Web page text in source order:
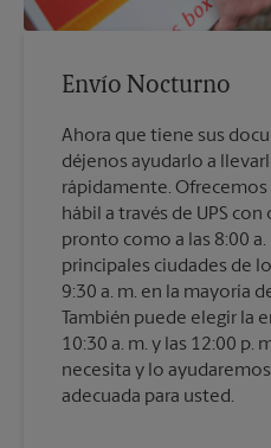
Envío Nocturno
Ahora que tiene sus
déjenos ayudarlo a
rápidamente.
hábil a través de UPS
pronto como a las 8:00
principales ciudades de
9:30 a. m. en la mayoría
También puede elegir la
10:30 a. m. y las 12:00 p.
necesita y lo
adecuada para usted.